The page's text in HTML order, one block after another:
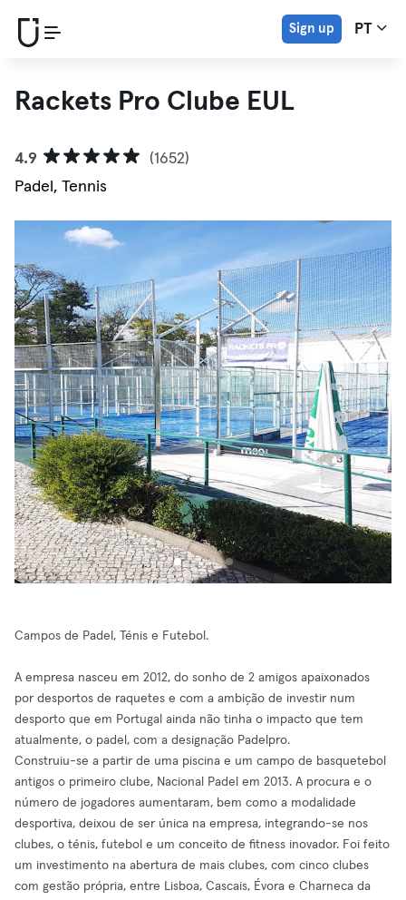
Sign up PT
Rackets Pro Clube EUL
4.9
(1652)
Padel, Tennis
Campos de Padel, Ténis e Futebol.
A empresa nasceu em 2012, do sonho de 2 amigos apaixonados
por desportos de raquetes e com a ambição de investir num
desporto que em Portugal ainda não tinha o impacto que tem
atualmente, o padel, com a designação Padelpro.
Construiu-se a partir de uma piscina e um campo de basquetebol
antigos o primeiro clube, Nacional Padel em 2013. A procura e o
número de jogadores aumentaram, bem como a modalidade
desportiva, deixou de ser única na empresa, integrando-se nos
clubes, o ténis, futebol e um conceito de fitness inovador. Foi feito
um investimento na abertura de mais clubes, com cinco clubes
com gestão própria, entre Lisboa, Cascais, Évora e Charneca da